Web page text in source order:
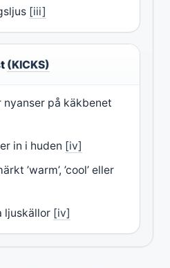
[iii]
(KICKS)
på käkbenet
in i huden [iv]
’warm’, ’cool’ eller
ljuskällor [iv]